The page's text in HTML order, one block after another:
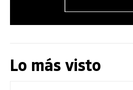
Lo más visto